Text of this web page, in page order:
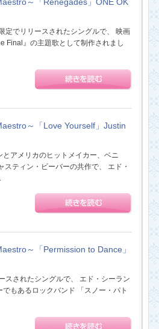
定でリリースされたシングルで、 映画
Final』の主題歌として制作されまし
～「Love Yourself」Justin
とアメリカのヒットメイカー、ベニ
スティン・ビーバーの共作で、 エド・
～「Permission to Dance」
スされたシングルで、 エド・シーラン
もあるロックバンド 「スノー・パト